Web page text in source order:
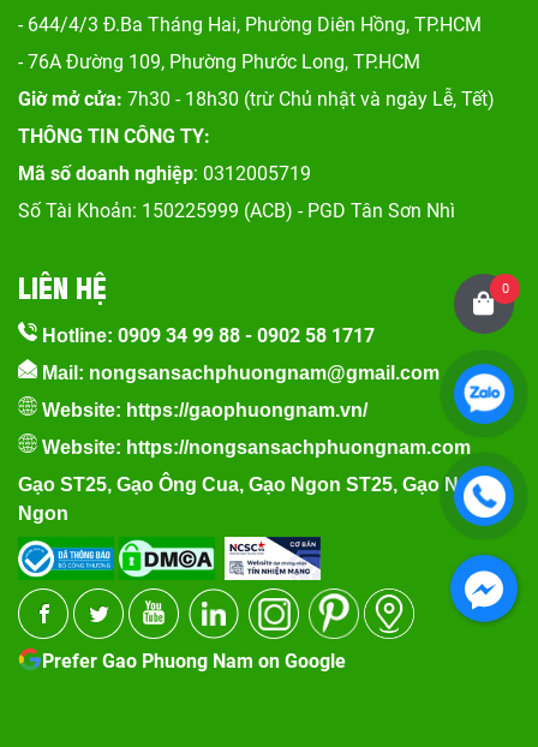
- 644/4/3 Đ.Ba Tháng Hai, Phường Diên Hồng, TP.HCM
- 76A Đường 109, Phường Phước Long, TP.HCM
Giờ mở cửa: 7h30 - 18h30 (trừ Chủ nhật và ngày Lễ, Tết)
THÔNG TIN CÔNG TY:
Mã số doanh nghiệp: 0312005719
Số Tài Khoản: 150225999 (ACB) - PGD Tân Sơn Nhì
LIÊN HỆ
Hotline: 0909 34 99 88 - 0902 58 1717
Mail: nongsansachphuongnam@gmail.com
Website: https://gaophuongnam.vn/
Website: https://nongsansachphuongnam.com
Gạo ST25, Gạo Ông Cua, Gạo Ngon ST25, Gạo Nếp
Ngon
Prefer Gao Phuong Nam on Google
0